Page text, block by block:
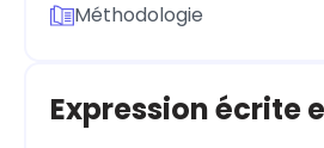
Méthodologie
Expression écrite